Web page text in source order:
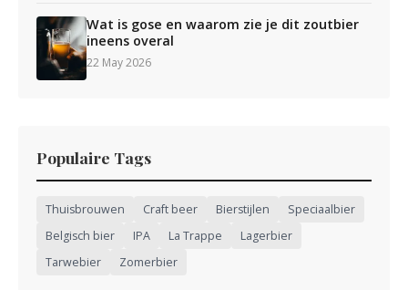
Wat is gose en waarom zie je dit zoutbier
ineens overal
22 May 2026
Populaire Tags
Thuisbrouwen Craft beer Bierstijlen
Speciaalbier
Belgisch bier
IPA La Trappe
Lagerbier
Tarwebier
Zomerbier